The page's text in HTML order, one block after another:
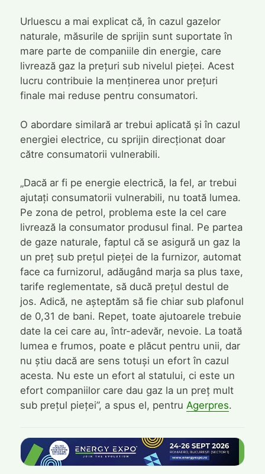
Urluescu a mai explicat că, în cazul gazelor
naturale, măsurile de sprijin sunt suportate în
mare parte de companiile din energie, care
livrează gaz la prețuri sub nivelul pieței. Acest
lucru contribuie la menținerea unor prețuri
finale mai reduse pentru consumatori.
O abordare similară ar trebui aplicată și în cazul
energiei electrice, cu sprijin direcționat doar
către consumatorii vulnerabili.
„Dacă ar fi pe energie electrică, la fel, ar trebui
ajutați consumatorii vulnerabili, nu toată lumea.
Pe zona de petrol, problema este la cel care
livrează la consumator produsul final. Pe partea
de gaze naturale, faptul că se asigură un gaz la
un preț sub prețul pieței de la furnizor, automat
face ca furnizorul, adăugând marja sa plus taxe,
tarife reglementate, să ducă prețul destul de
jos. Adică, ne așteptăm să fie chiar sub plafonul
de 0,31 de bani. Repet, toate ajutoarele trebuie
date la cei care au, într-adevăr, nevoie. La toată
lumea e frumos, poate e plăcut pentru unii, dar
nu știu dacă are sens totuși un efort în cazul
acesta. Nu este un efort al statului, ci este un
efort companiilor care dau gaz la un preț mult
sub prețul pieței”, a spus el, pentru Agerpres.